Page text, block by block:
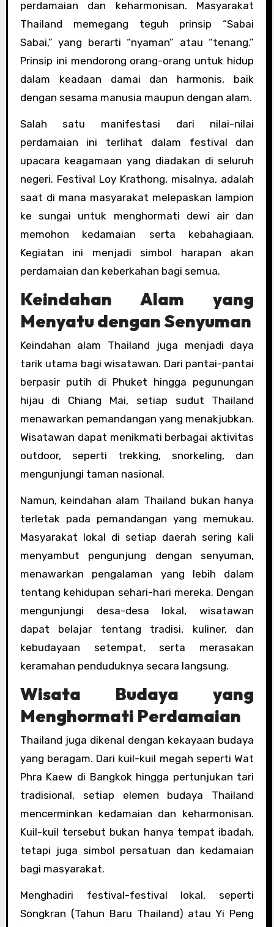
perdamaian dan keharmonisan. Masyarakat
Thailand memegang teguh prinsip “Sabai
Sabai,” yang berarti “nyaman” atau “tenang.”
Prinsip ini mendorong orang-orang untuk hidup
dalam keadaan damai dan harmonis, baik
dengan sesama manusia maupun dengan alam.
Salah satu manifestasi dari nilai-nilai
perdamaian ini terlihat dalam festival dan
upacara keagamaan yang diadakan di seluruh
negeri. Festival Loy Krathong, misalnya, adalah
saat di mana masyarakat melepaskan lampion
ke sungai untuk menghormati dewi air dan
memohon kedamaian serta kebahagiaan.
Kegiatan ini menjadi simbol harapan akan
perdamaian dan keberkahan bagi semua.
Keindahan Alam yang
Menyatu dengan Senyuman
Keindahan alam Thailand juga menjadi daya
tarik utama bagi wisatawan. Dari pantai-pantai
berpasir putih di Phuket hingga pegunungan
hijau di Chiang Mai, setiap sudut Thailand
menawarkan pemandangan yang menakjubkan.
Wisatawan dapat menikmati berbagai aktivitas
outdoor, seperti trekking, snorkeling, dan
mengunjungi taman nasional.
Namun, keindahan alam Thailand bukan hanya
terletak pada pemandangan yang memukau.
Masyarakat lokal di setiap daerah sering kali
menyambut pengunjung dengan senyuman,
menawarkan pengalaman yang lebih dalam
tentang kehidupan sehari-hari mereka. Dengan
mengunjungi desa-desa lokal, wisatawan
dapat belajar tentang tradisi, kuliner, dan
kebudayaan setempat, serta merasakan
keramahan penduduknya secara langsung.
Wisata Budaya yang
Menghormati Perdamaian
Thailand juga dikenal dengan kekayaan budaya
yang beragam. Dari kuil-kuil megah seperti Wat
Phra Kaew di Bangkok hingga pertunjukan tari
tradisional, setiap elemen budaya Thailand
mencerminkan kedamaian dan keharmonisan.
Kuil-kuil tersebut bukan hanya tempat ibadah,
tetapi juga simbol persatuan dan kedamaian
bagi masyarakat.
Menghadiri festival-festival lokal, seperti
Songkran (Tahun Baru Thailand) atau Yi Peng